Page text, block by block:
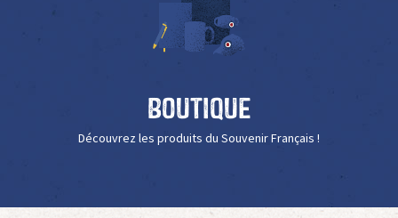
Boutique
Découvrez les produits du Souvenir Français !